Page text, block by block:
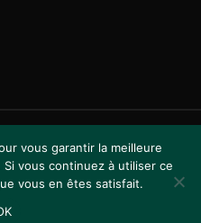
· AMEX · PAYPAL
vous garantir la meilleure
vous continuez à utiliser ce
vous en êtes satisfait.